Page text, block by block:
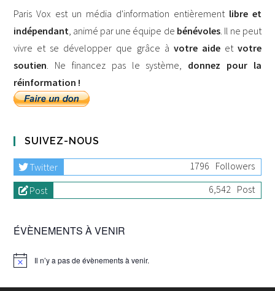
Paris Vox est un média d'information entièrement libre et
indépendant, animé par une équipe de bénévoles. Il ne peut
vivre et se développer que grâce à votre aideet votre
soutien. Ne financez pas le système, donnez pour la
réinformation !
SUIVEZ-NOUS
Twitter 1796 Followers
Post
6,542 Post
ÉVÈNEMENTS À VENIR
Il n’y a pas de évènements à venir.